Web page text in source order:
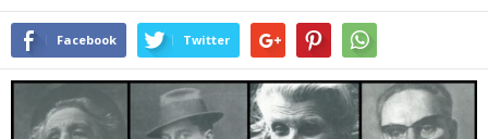
Facebook Twitter